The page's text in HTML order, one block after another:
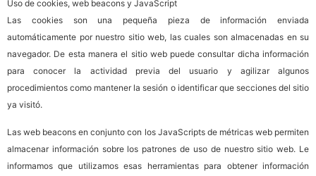
Uso de cookies, web beacons y JavaScript
Las cookies son una pequeña pieza de información enviada
automáticamente por nuestro sitio web, las cuales son almacenadas en su
navegador. De esta manera el sitio web puede consultar dicha información
para conocer la actividad previa del usuario y agilizar algunos
procedimientos como mantener la sesión o identificar que secciones del sitio
ya visitó.
Las web beacons en conjunto con los JavaScripts de métricas web permiten
almacenar información sobre los patrones de uso de nuestro sitio web. Le
informamos que utilizamos esas herramientas para obtener información